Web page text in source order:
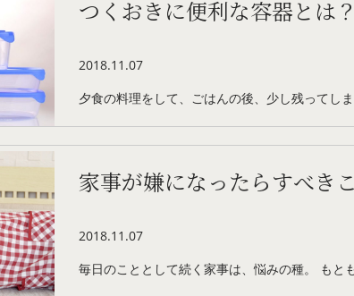
つくおきに便利な容器とは？
2018.11.07
夕食の料理をして、ごはんの後、少し残ってし
家事が嫌になったらすべき
2018.11.07
毎日のこととして続く家事は、悩みの種。 もと